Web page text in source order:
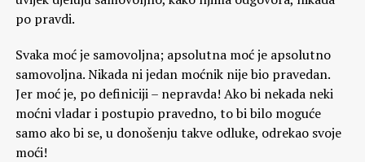
po pravdi.
Svaka moć je samovoljna; apsolutna moć je apsolutno
samovoljna. Nikada ni jedan moćnik nije bio pravedan.
Jer moć je, po definiciji – nepravda! Ako bi nekada neki
moćni vladar i postupio pravedno, to bi bilo moguće
samo ako bi se, u donošenju takve odluke, odrekao svoje
moći!